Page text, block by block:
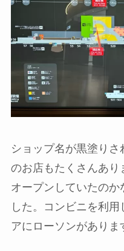
ショップ名が黒塗り
のお店もたくさんあ
オープンしていたの
した。コンビニを利
アにローソンがありま